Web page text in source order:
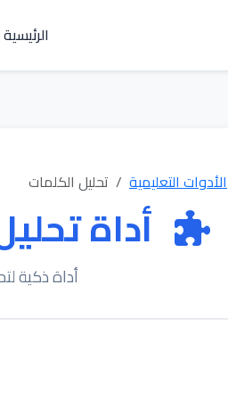
الرئيسية
الأدوات التعليمية تحليل الكلمات
أداة
أداة ذكية